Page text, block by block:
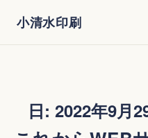
小清水印刷
日: 2022年9月